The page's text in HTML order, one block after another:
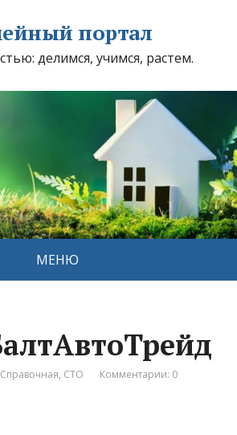
портал
делимся, учимся, растем.
МЕНЮ
Справочная, СТО Комментарии: 0